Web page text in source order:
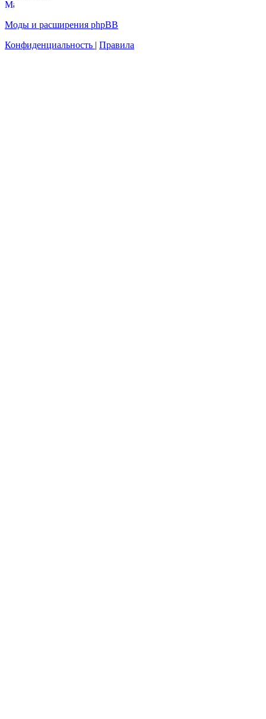
Моды и расширения phpBB
Конфиденциальность | Правила